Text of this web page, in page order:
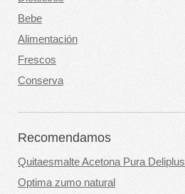
Bebe
Alimentación
Frescos
Conserva
Recomendamos
Quitaesmalte Acetona Pura Deliplus
Optima zumo natural